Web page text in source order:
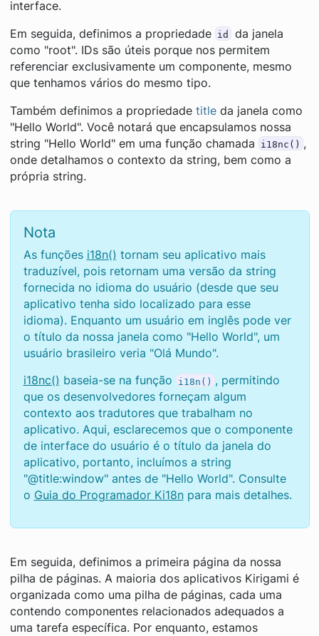
interface.
Em seguida, definimos a propriedade id
da janela
como "root". IDs são úteis porque nos permitem
referenciar exclusivamente um componente, mesmo
que tenhamos vários do mesmo tipo.
Também definimos a propriedade titleda janela como
"Hello World". Você notará que encapsulamos nossa
string "Hello World" em uma função chamada
i18nc() ,
onde detalhamos o contexto da string, bem como a
própria string.
Nota
As funções i18n() tornam seu aplicativo mais
traduzível, pois retornam uma versão da string
fornecida no idioma do usuário (desde que seu
aplicativo tenha sido localizado para esse
idioma). Enquanto um usuário em inglês pode ver
o título da nossa janela como "Hello World", um
usuário brasileiro veria "Olá Mundo".
i18nc() baseia-se na função i18n() , permitindo
que os desenvolvedores forneçam algum
contexto aos tradutores que trabalham no
aplicativo. Aqui, esclarecemos que o componente
de interface do usuário é o título da janela do
aplicativo, portanto, incluímos a string
"@title:window" antes de "Hello World". Consulte
o Guia do Programador Ki18npara mais detalhes.
Em seguida, definimos a primeira página da nossa
pilha de páginas. A maioria dos aplicativos Kirigami é
organizada como uma pilha de páginas, cada uma
contendo componentes relacionados adequados a
uma tarefa específica. Por enquanto, estamos